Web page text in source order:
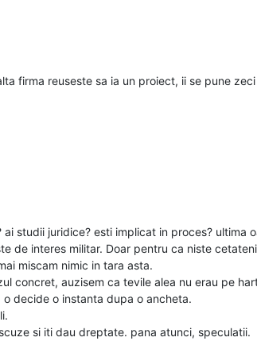
firma reuseste sa ia un proiect, ii se pune
studii juridice? esti implicat in proces? ultima
de interes militar. Doar pentru ca niste
miscam nimic in tara asta.
concret, auzisem ca tevile alea nu erau pe
decide o instanta dupa o ancheta.
si iti dau dreptate. pana atunci, speculatii.